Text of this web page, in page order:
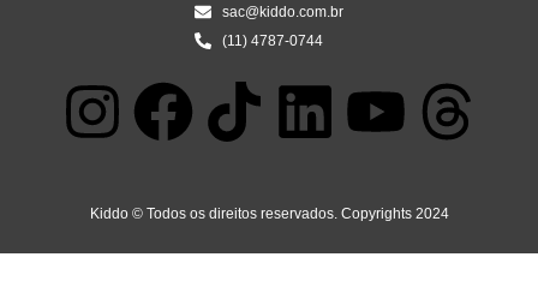
sac@kiddo.com.br
(11) 4787-0744
Kiddo © Todos os direitos reservados. Copyrights 2024